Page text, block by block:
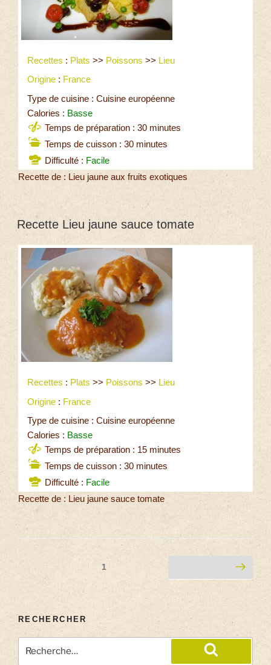
Recettes : Plats >> Poissons >> Lieu
Origine : France
Type de cuisine : Cuisine européenne
Calories : Basse
Temps de préparation : 30 minutes
Temps de cuisson : 30 minutes
Difficulté : Facile
Recette de : Lieu jaune aux fruits exotiques
Recette Lieu jaune sauce tomate
Recettes : Plats >> Poissons >> Lieu
Origine : France
Type de cuisine : Cuisine européenne
Calories : Basse
Temps de préparation : 15 minutes
Temps de cuisson : 30 minutes
Difficulté : Facile
Recette de : Lieu jaune sauce tomate
1
RECHERCHER